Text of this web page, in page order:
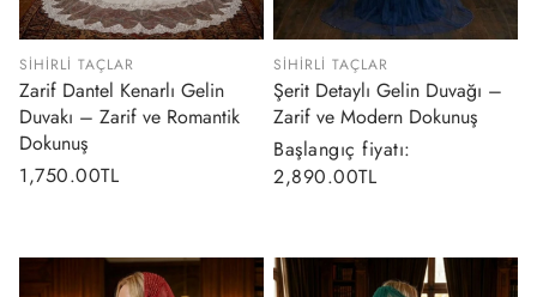
SIHIRLI TAÇLAR
Zarif Dantel Kenarlı Gelin
Duvakı – Zarif ve Romantik
Dokunuş
Normal
1,750.00TL
SIHIRLI TAÇLAR
Şerit Detaylı Gelin Duvağı –
Zarif ve Modern Dokunuş
Normal
fiyat
Başlangıç fiyatı:
2,890.00TL